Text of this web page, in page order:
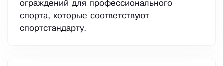
ограждений для профессионального
спорта, которые соответствуют
спортстандарту.